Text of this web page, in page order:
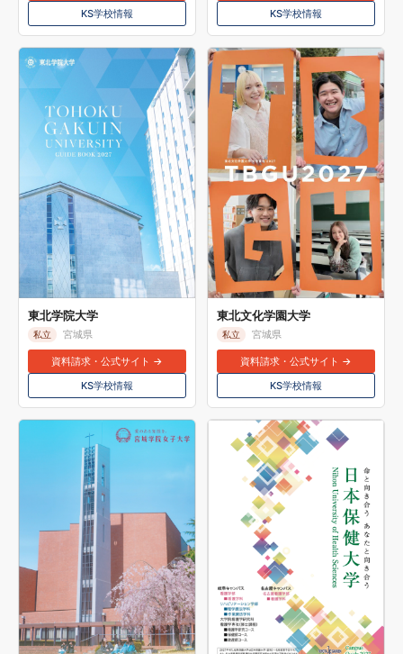
KS学校情報
KS学校情報
東北学院大学
私立 宮城県
資料請求・公式サイト →
KS学校情報
東北文化学園大学
私立 宮城県
資料請求・公式サイト →
KS学校情報